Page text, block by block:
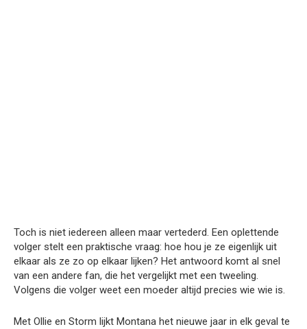
Toch is niet iedereen alleen maar vertederd. Een oplettende
volger stelt een praktische vraag: hoe hou je ze eigenlijk uit
elkaar als ze zo op elkaar lijken? Het antwoord komt al snel
van een andere fan, die het vergelijkt met een tweeling.
Volgens die volger weet een moeder altijd precies wie wie is.
Met Ollie en Storm lijkt Montana het nieuwe jaar in elk geval te